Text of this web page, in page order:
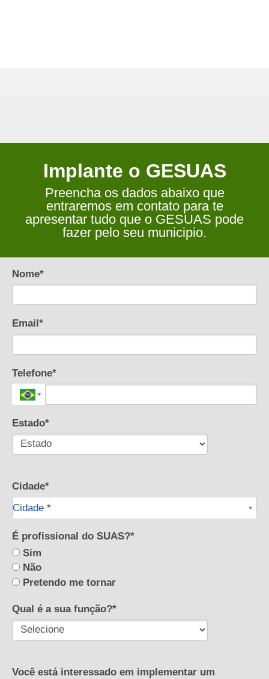
Implante o GESUAS
Preencha os dados abaixo que
entraremos em contato para te
apresentar tudo que o GESUAS pode
fazer pelo seu municipio.
Nome*
Email*
Telefone*
Estado*
Cidade*
Cidade *
Cidade*
É profissional do SUAS?*
Sim
Não
Pretendo me tornar
Qual é a sua função?*
Você está interessado em implementar um